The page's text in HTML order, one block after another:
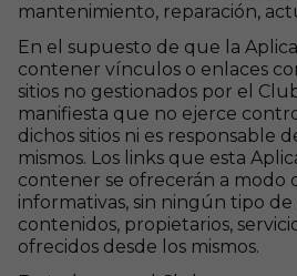
mantenimiento, reparación,
En el supuesto de que la
contener vínculos o enlaces
sitios no gestionados por el
manifiesta que no ejerce
dichos sitios ni es responsable
mismos. Los links que esta
contener se ofrecerán a modo
informativas, sin ningún tipo
contenidos, propietarios,
ofrecidos desde los mismos.